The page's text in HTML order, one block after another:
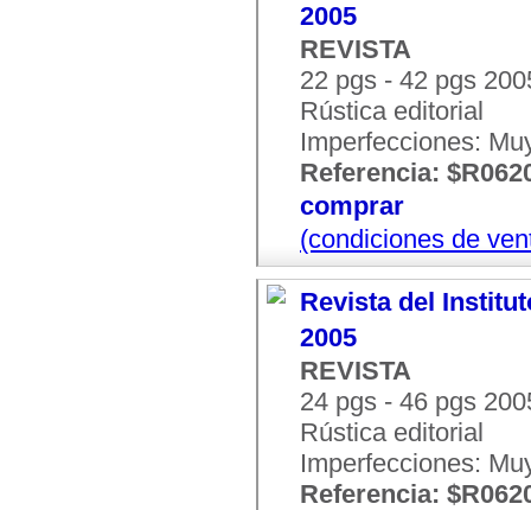
2005
REVISTA
22 pgs - 42 pgs
Rústica editorial
Imperfecciones:
Referencia:
comprar
(condiciones de
Revista del
2005
REVISTA
24 pgs - 46 pgs
Rústica editorial
Imperfecciones:
Referencia: